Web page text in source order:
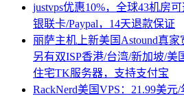
justvps优惠10%，全球43机房
银联卡/Paypal，14天退款保证
丽萨主机上新美国Astound真家
另有双ISP香港/台湾/新加坡/美
住宅TK服务器，支持支付宝
RackNerd美国VPS：21.99美